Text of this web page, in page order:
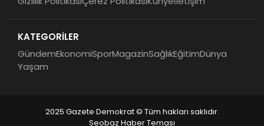
KATEGORİLER
GündemEkonomiSporMagazinSağlıkEğitimDünya
Yaşam
2025 Gazete Demokrat © Tüm hakları saklıdır.
Seobaz Haber Teması